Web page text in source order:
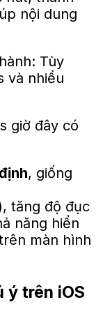
nội dung
giờ đây có
, giống
, tăng độ đục
năng hiển
màn hình
ý trên iOS